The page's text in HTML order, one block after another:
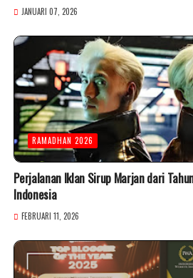
JANUARI 07, 2026
RAMADHAN 2026
Perjalanan Iklan Sirup Marjan dari
Indonesia
FEBRUARI 11, 2026